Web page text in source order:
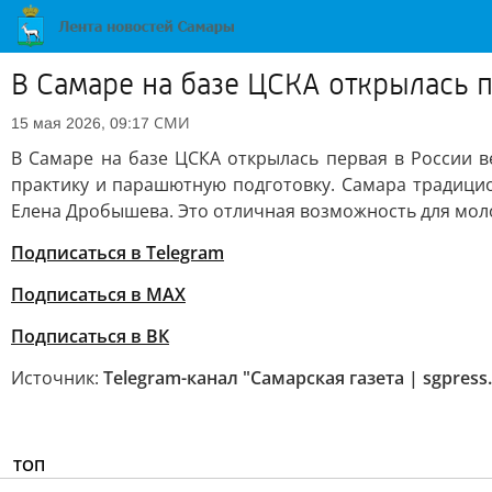
В Самаре на базе ЦСКА открылась
15 мая 2026, 09:17 СМИ
В Самаре на базе ЦСКА открылась первая в России
практику и парашютную подготовку. Самара
Елена Дробышева. Это отличная возможность для
Подписаться в Telegram
Подписаться в MAX
Подписаться в ВК
Источник: Telegram-канал "Самарская газета |
ТОП